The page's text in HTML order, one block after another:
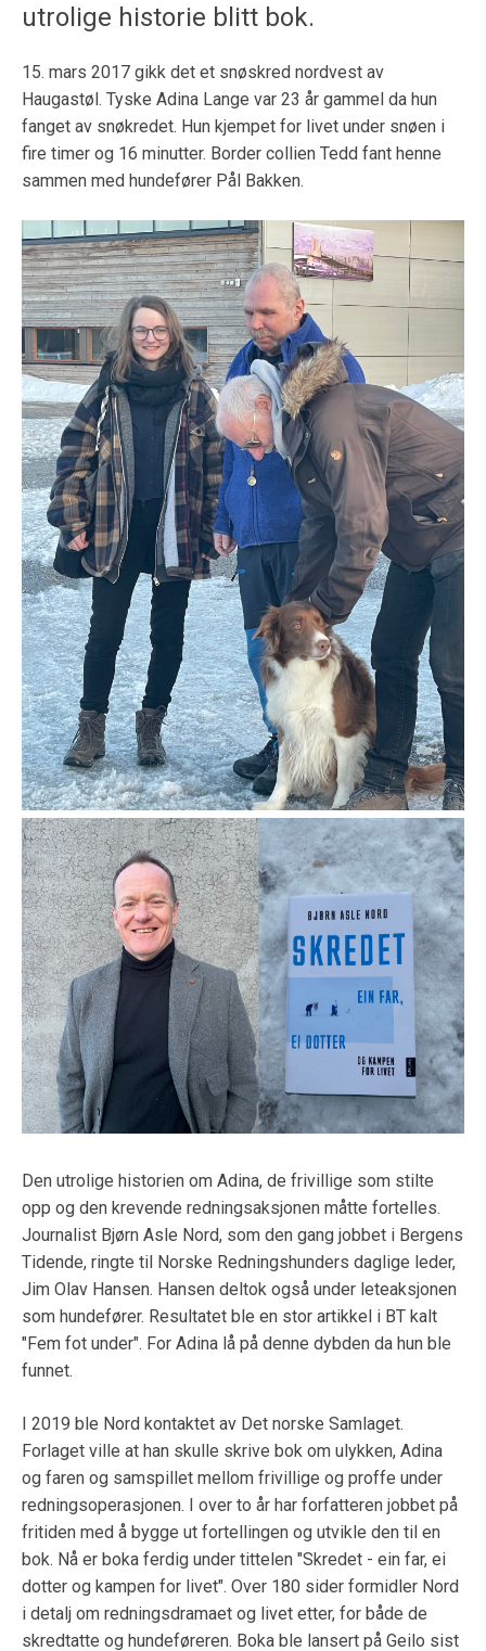
utrolige historie blitt bok.
15. mars 2017 gikk det et snøskred nordvest av
Haugastøl. Tyske Adina Lange var 23 år gammel da hun
fanget av snøkredet. Hun kjempet for livet under snøen i
fire timer og 16 minutter. Border collien Tedd fant henne
sammen med hundefører Pål Bakken.
Den utrolige historien om Adina, de frivillige som stilte
opp og den krevende redningsaksjonen måtte fortelles.
Journalist Bjørn Asle Nord, som den gang jobbet i Bergens
Tidende, ringte til Norske Redningshunders daglige leder,
Jim Olav Hansen. Hansen deltok også under leteaksjonen
som hundefører. Resultatet ble en stor artikkel i BT kalt
"Fem fot under". For Adina lå på denne dybden da hun ble
funnet.
I 2019 ble Nord kontaktet av Det norske Samlaget.
Forlaget ville at han skulle skrive bok om ulykken, Adina
og faren og samspillet mellom frivillige og proffe under
redningsoperasjonen. I over to år har forfatteren jobbet på
fritiden med å bygge ut fortellingen og utvikle den til en
bok. Nå er boka ferdig under tittelen "Skredet - ein far, ei
dotter og kampen for livet". Over 180 sider formidler Nord
i detalj om redningsdramaet og livet etter, for både de
skredtatte og hundeføreren. Boka ble lansert på Geilo sist